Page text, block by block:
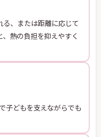
る、または距離に応じて
熱の負担を抑えやすく
子どもを支えながらでも